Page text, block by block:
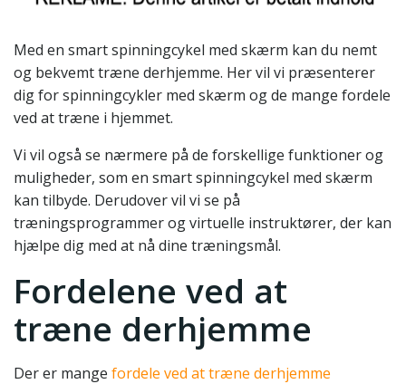
Med en smart spinningcykel med skærm kan du nemt
og bekvemt træne derhjemme. Her vil vi præsenterer
dig for spinningcykler med skærm og de mange fordele
ved at træne i hjemmet.
Vi vil også se nærmere på de forskellige funktioner og
muligheder, som en smart spinningcykel med skærm
kan tilbyde. Derudover vil vi se på
træningsprogrammer og virtuelle instruktører, der kan
hjælpe dig med at nå dine træningsmål.
Fordelene ved at
træne derhjemme
Der er mange fordele ved at træne derhjemme